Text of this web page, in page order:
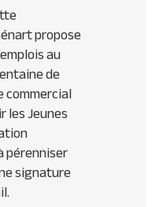
propose
au
de
commercial
les Jeunes
pérenniser
signature